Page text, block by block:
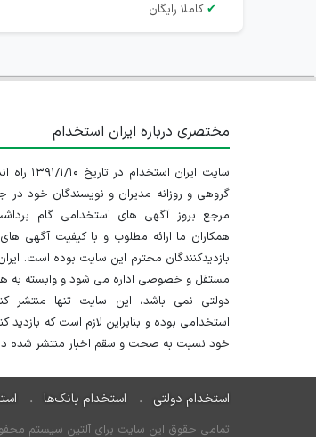
✔ کاملا رایگان
مختصری درباره ایران استخدام
سایت ایران
گروهی و روزانه مدیران و نویسندگان خود
مرجع بروز آگهی های استخدامی گام
همکاران ما ارائه مطلوب و با کیفیت آگهی
بازدیدکنندگان محترم این سایت بوده است.
مستقل و خصوصی اداره می شود و وابسته به
دولتی نمی باشد، این سایت تنها منتشر
استخدامی بوده و بنابراین لازم است که بازدید
خود نسبت به صحت و سقم اخبار منتشر شده در
استخدام دولتی استخدام بانک‌ها
تمامی حقوق این سایت برای آلتین سیستم